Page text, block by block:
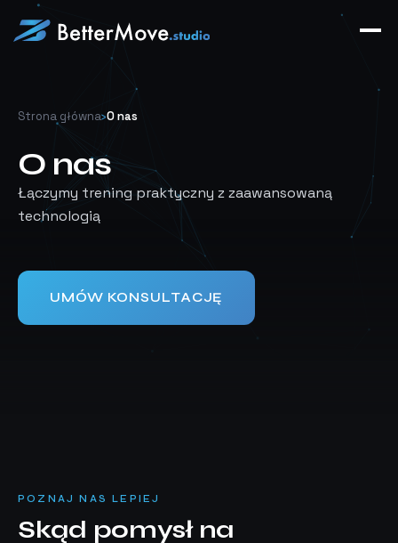
Strona główna›O nas
O nas
Łączymy trening praktyczny z zaawansowaną
technologią
UMÓW KONSULTACJĘ
POZNAJ NAS LEPIEJ
Skąd pomysł na